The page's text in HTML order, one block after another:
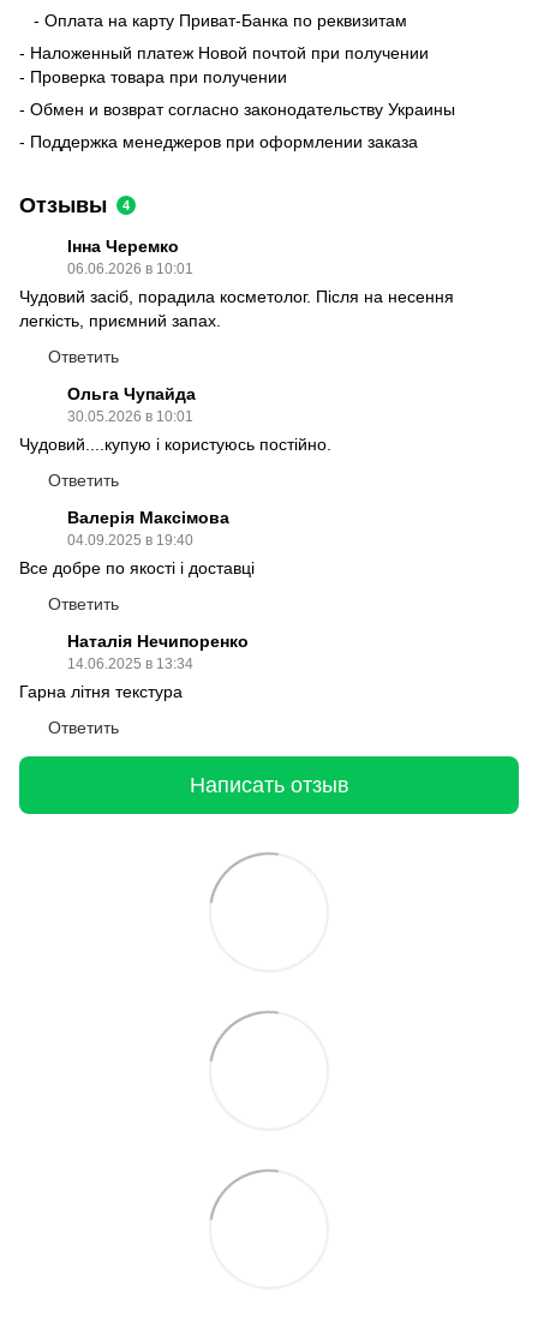
- Оплата на карту Приват-Банка по реквизитам
- Наложенный платеж Новой почтой при получении
- Проверка товара при получении
- Обмен и возврат согласно законодательству Украины
- Поддержка менеджеров при оформлении заказа
Отзывы 4
Інна Черемко
06.06.2026 в 10:01
Чудовий засіб, порадила косметолог. Після на несення
легкість, приємний запах.
Ответить
Ольга Чупайда
30.05.2026 в 10:01
Чудовий....купую і користуюсь постійно.
Ответить
Валерія Максімова
04.09.2025 в 19:40
Все добре по якості і доставці
Ответить
Наталія Нечипоренко
14.06.2025 в 13:34
Гарна літня текстура
Ответить
Написать отзыв